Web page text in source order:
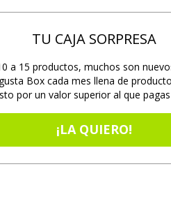
TU CAJA SORPRESA
a 15 productos, muchos son
Box cada mes llena de
por un valor superior al que
¡LA QUIERO!